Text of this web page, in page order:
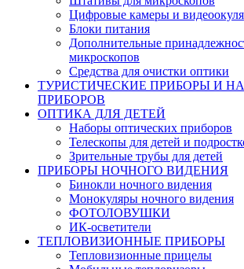
Цифровые камеры и
Блоки питания
Дополнительные
микроскопов
Средства для очистки оптики
ТУРИСТИЧЕСКИЕ ПРИБОРЫ И
ПРИБОРОВ
ОПТИКА ДЛЯ ДЕТЕЙ
Наборы оптических приборов
Телескопы для детей и
Зрительные трубы для детей
ПРИБОРЫ НОЧНОГО ВИДЕНИЯ
Бинокли ночного видения
Монокуляры ночного видения
ФОТОЛОВУШКИ
ИК-осветители
ТЕПЛОВИЗИОННЫЕ ПРИБОРЫ
Тепловизионные прицелы